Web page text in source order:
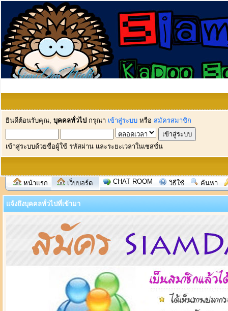
ยินดีต้อนรับคุณ, บุคคลทั่วไป กรุณา เข้าสู่ระบบ หรือ สมัครสมาชิก
เข้าสู่ระบบด้วยชื่อผู้ใช้ รหัสผ่าน และระยะเวลาในเซสชั่น
หน้าแรก เว็บบอร์ด CHAT ROOM วิธีใช้ ค้นหา
แจ้งถึงบุคคลทั่วไปที่เข้ามา